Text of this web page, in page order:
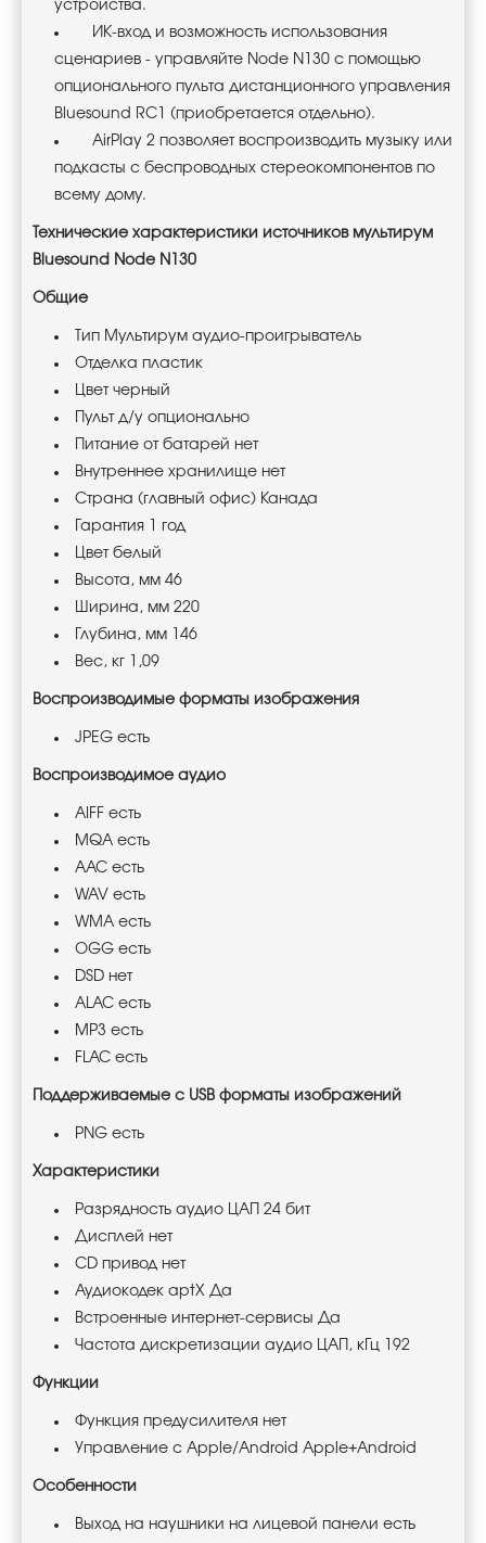
устройства.
ИК-вход и возможность использования
сценариев - управляйте Node N130 с помощью
опционального пульта дистанционного управления
Bluesound RC1 (приобретается отдельно).
AirPlay 2 позволяет воспроизводить музыку или
подкасты с беспроводных стереокомпонентов по
всему дому.
Технические характеристики источников мультирум
Bluesound Node N130
Общие
Тип Мультирум аудио-проигрыватель
Отделка пластик
Цвет черный
Пульт д/у опционально
Питание от батарей нет
Внутреннее хранилище нет
Страна (главный офис) Канада
Гарантия 1 год
Цвет белый
Высота, мм 46
Ширина, мм 220
Глубина, мм 146
Вес, кг 1,09
Воспроизводимые форматы изображения
JPEG есть
Воспроизводимое аудио
AIFF есть
MQA есть
AAC есть
WAV есть
WMA есть
OGG есть
DSD нет
ALAC есть
MP3 есть
FLAC есть
Поддерживаемые с USB форматы изображений
PNG есть
Характеристики
Разрядность аудио ЦАП 24 бит
Дисплей нет
CD привод нет
Аудиокодек aptX Да
Встроенные интернет-сервисы Да
Частота дискретизации аудио ЦАП, кГц 192
Функции
Функция предусилителя нет
Управление с Apple/Android Apple+Android
Особенности
Выход на наушники на лицевой панели есть